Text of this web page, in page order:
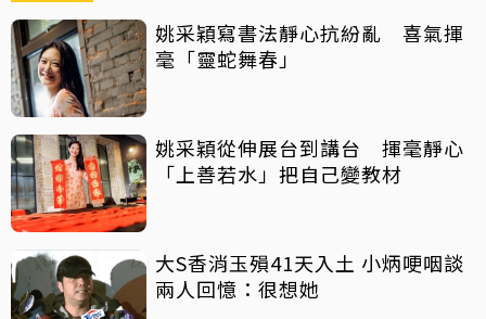
姚采穎寫書法靜心抗紛亂 喜氣揮
毫「靈蛇舞春」
姚采穎從伸展台到講台 揮毫靜心
「上善若水」把自己變教材
大S香消玉殞41天入土 小炳哽咽談
兩人回憶：很想她